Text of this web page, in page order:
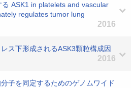
ASK1 in platelets and vascular
regulates tumor lung
2016
ス下形成されるASK3顆粒構成因
2016
子を同定するためのゲノムワイド